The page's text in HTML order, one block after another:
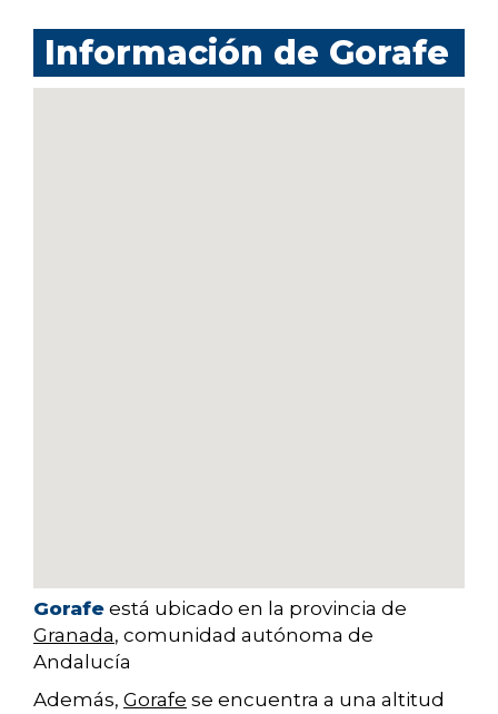
Información de Gorafe
Gorafe está ubicado en la provincia de
Granada, comunidad autónoma de
Andalucía
Además, Gorafe se encuentra a una altitud